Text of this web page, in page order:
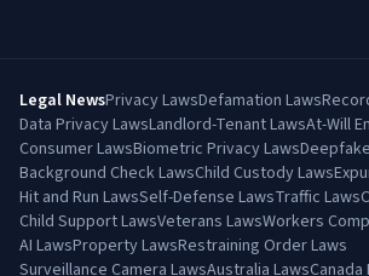
Legal NewsPrivacy LawsDefamation Laws
Data Privacy LawsLandlord-Tenant LawsAt-Will
Consumer LawsBiometric Privacy Laws
Background Check LawsChild Custody Laws
Hit and Run LawsSelf-Defense LawsTraffic Laws
Child Support LawsVeterans LawsWorkers
AI LawsProperty LawsRestraining Order Laws
Surveillance Camera LawsAustralia LawsCanada